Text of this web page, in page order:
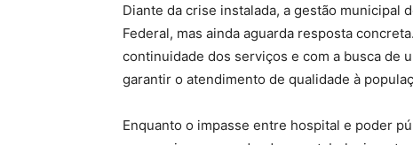
Diante da crise instalada, a gestão municipal
Federal, mas ainda aguarda resposta
continuidade dos serviços e com a busca de
garantir o atendimento de qualidade à
Enquanto o impasse entre hospital e poder